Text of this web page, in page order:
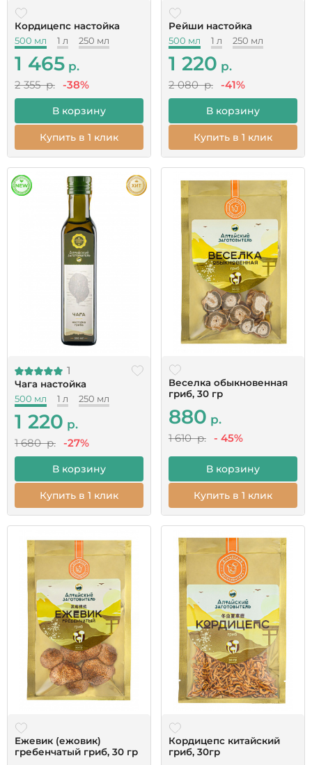
Кордицепс настойка
500 мл
1 л 250 мл
1 465р.
2 355 р. -38%
В корзину
Купить в 1 клик
Рейши настойка
500 мл
1 л 250 мл
1 220р.
2 080 р. -41%
В корзину
Купить в 1 клик
1
Чага настойка
500 мл
1 л 250 мл
1 220р.
1 680 р. -27%
В корзину
Купить в 1 клик
Веселка обыкновенная
гриб, 30 гр
880р.
1 610 р. - 45%
В корзину
Купить в 1 клик
Ежевик (ежовик)
гребенчатый гриб, 30 гр
Кордицепс китайский
гриб, 30гр